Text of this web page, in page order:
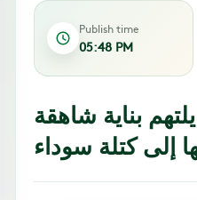
Publish time
05:48 PM
بناية شاهقة
إلى كتلة سوداء